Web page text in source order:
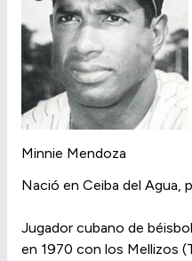
Minnie Mendoza
Nació en Ceiba del Agua,
Jugador cubano de
en 1970 con los Mellizos